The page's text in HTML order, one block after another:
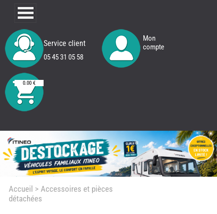
Service client
05 45 31 05 58
Mon
compte
0.00 €
Accueil > Accessoires et pièces
détachées